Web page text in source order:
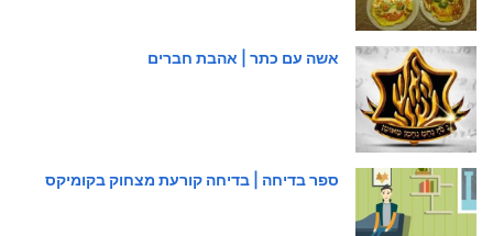
אשה עם כתר | אהבת חברים
ספר בדיחה | בדיחה קורעת מצחוק בקומיקס